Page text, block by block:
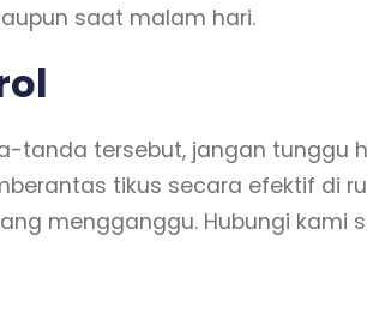
saat malam hari.
tanda tersebut, jangan tunggu
tikus secara efektif di
mengganggu. Hubungi kami